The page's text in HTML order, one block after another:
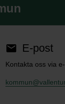
email E-post
Kontakta oss via